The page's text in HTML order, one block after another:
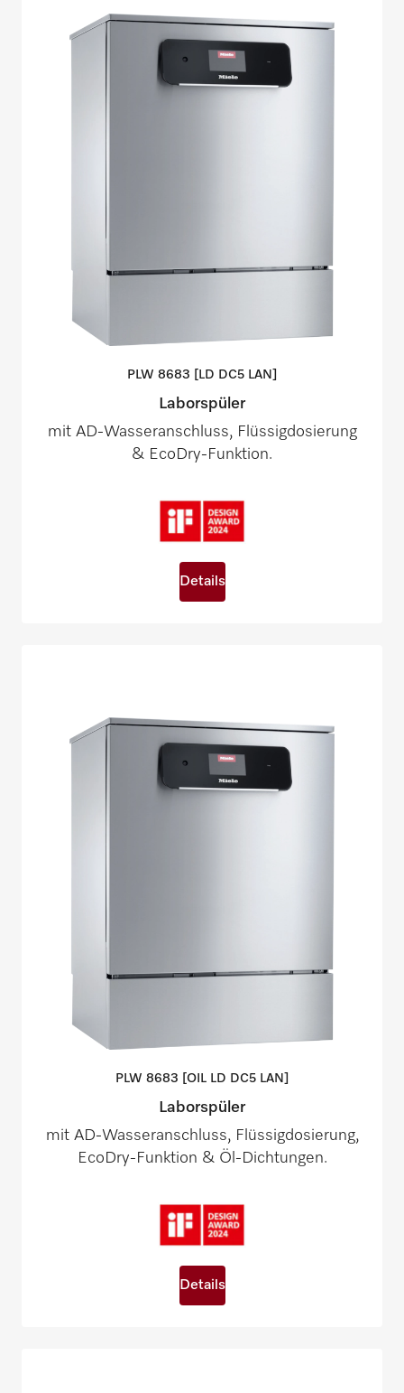
PLW 8683 [LD DC5 LAN]
Laborspüler
mit AD-Wasseranschluss, Flüssigdosierung
& EcoDry-Funktion.
Details
PLW 8683 [OIL LD DC5 LAN]
Laborspüler
mit AD-Wasseranschluss, Flüssigdosierung,
EcoDry-Funktion & Öl-Dichtungen.
Details